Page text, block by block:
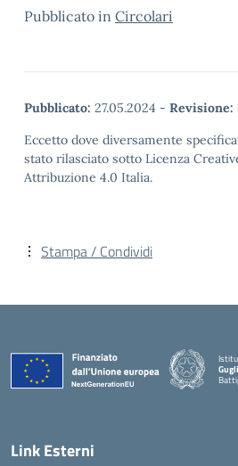
Pubblicato in Circolari
Pubblicato: 27.05.2024 - Revisione:
Eccetto dove diversamente
stato rilasciato sotto Licenza
Attribuzione 4.0 Italia.
Stampa / Condividi
—
Link Esterni